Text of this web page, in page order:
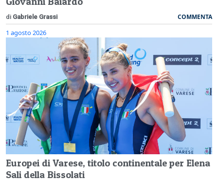
di Gabriele Grassi COMMENTA
1 agosto 2026
Europei di Varese, titolo continentale per Elena
Sali della Bissolati